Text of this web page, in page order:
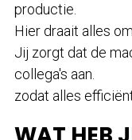
productie.
Hier draait alles
Jij zorgt dat de
collega's aan.
zodat alles